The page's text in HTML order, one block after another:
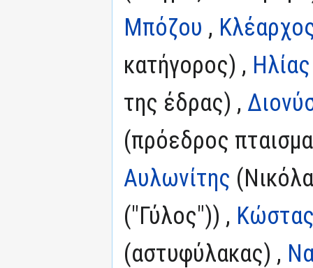
Μπόζου ,
κατήγορος) ,
της έδρας) ,
(πρόεδρος
Αυλωνίτης
("Γύλος")) ,
(αστυφύλακας) ,